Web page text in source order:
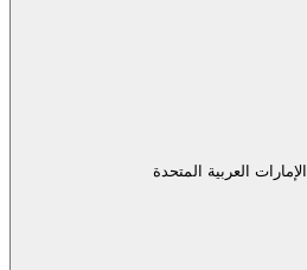
الإمارات العربية المتحدة